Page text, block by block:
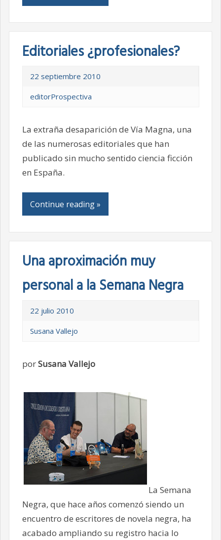
Editoriales ¿profesionales?
22 septiembre 2010
editorProspectiva
La extraña desaparición de Vía Magna, una
de las numerosas editoriales que han
publicado sin mucho sentido ciencia ficción
en España.
Continue reading »
Una aproximación muy
personal a la Semana Negra
22 julio 2010
Susana Vallejo
porSusana Vallejo
La Semana
Negra, que hace años comenzó siendo un
encuentro de escritores de novela negra, ha
acabado ampliando su registro hacia lo